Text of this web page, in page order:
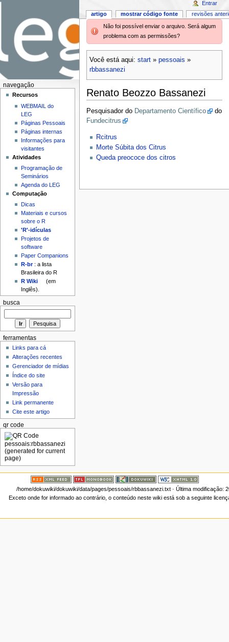
Não foi possível enviar o arquivo. Será algum
problema com as permissões?
Você está aqui: start» pessoais »
rbbassanezi
Renato Beozzo Bassanezi
Pesquisador do Departamento Científico
do
Fundecitrus
Rcitrus
Morte Súbita dos Citrus
Queda preococe dos citros
artigo mostrar código fonte revisões
Entrar
navegação
Recursos
WEBMAIL do
LEG
Páginas Pessoais
Páginas internas
Informações para
visitantes
Atividades
Programação de
Seminários
Agenda do LEG
Computação
Dicas
Materiais e cursos
sobre o R
'R'-idículas
Projetos de
software
Paper Companions
R-br: a lista
Brasileira do R
R Wiki
(em
Inglês).
busca
ferramentas
Links para cá
Alterações recentes
Gerenciador de mídias
Índice do site
Versão para
Impressão
Link permanente
Cite este artigo
qr code
/home/dokuwiki/dokuwiki/data/pages/pessoais/rbbassanezi.txt· Última modificação:
Exceto onde for informado ao contrário, o conteúdo neste wiki está sob a seguinte